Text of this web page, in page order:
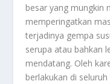
besar yang mungkin
memperingatkan
terjadinya gempa
serupa atau bahkan
mendatang. Oleh
berlakukan di